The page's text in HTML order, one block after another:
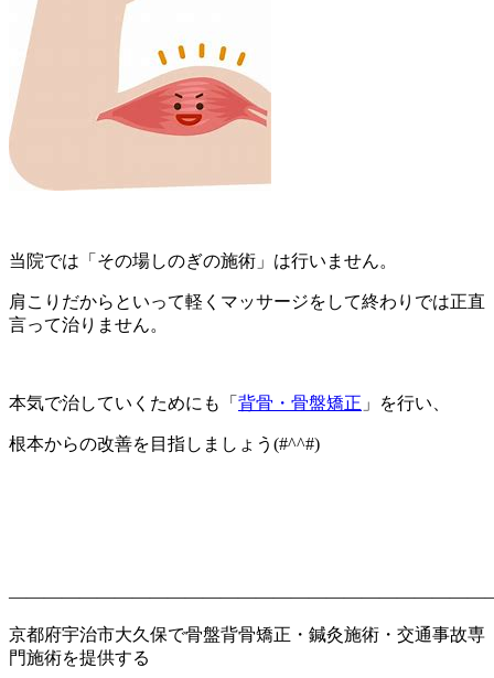
当院では「その場しのぎの施術」は行いません。
肩こりだからといって軽くマッサージをして終わりでは正直
言って治りません。
本気で治していくためにも「 背骨・骨盤矯正 」を行い、
根本からの改善を目指しましょう(#^^#)
京都府宇治市大久保で骨盤背骨矯正・鍼灸施術・交通事故専
門施術を提供する